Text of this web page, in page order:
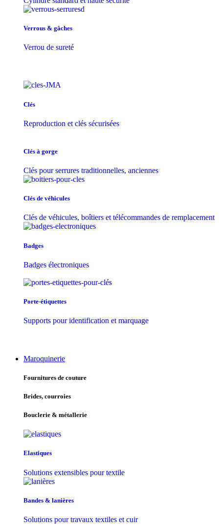
Verrous & gâches
Verrou de sureté
Clés
Reproduction et clés sécurisées
Clés à gorge
Clés pour serrures traditionnelles, anciennes
Clés de véhicules
Clés de véhicules, boîtiers et télécommandes de remplacement
Badges
Badges électroniques
Porte-étiquettes
Supports pour identification et marquage
Maroquinerie
Fournitures de couture
Brides, courroies
Bouclerie & métallerie
Elastiques
Solutions extensibles pour textile
Bandes & lanières
Solutions pour travaux textiles et cuir